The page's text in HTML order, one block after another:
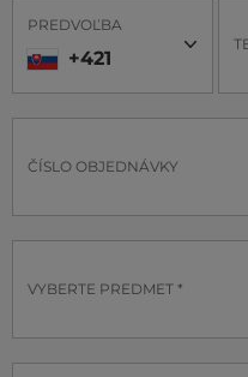
+421
PREDVOĽBA
ČÍSLO OBJEDNÁVKY
VYBERTE PREDMET *